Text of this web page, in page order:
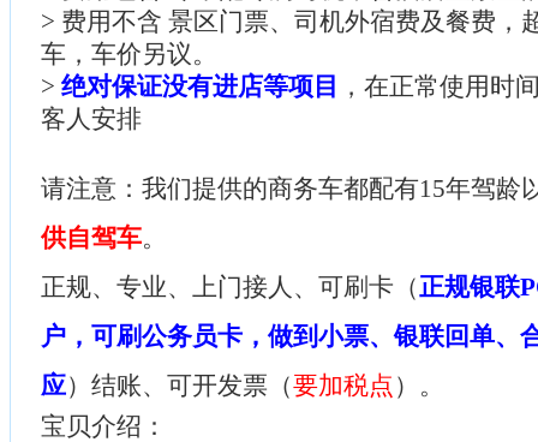
> 费用不含 景区门票、司机外宿费及餐费，
车，车价另议。
> 绝对保证没有进店等项目 ，在正常使用时
客人安排
请注意：我们提供的商务车都配有15年驾龄
供自驾车。
正规、专业、上门接人、可刷卡（正规银联
户，可刷公务员卡，做到小票、银联回单、
应）结账、可开发票（要加税点 ）。
宝贝介绍：